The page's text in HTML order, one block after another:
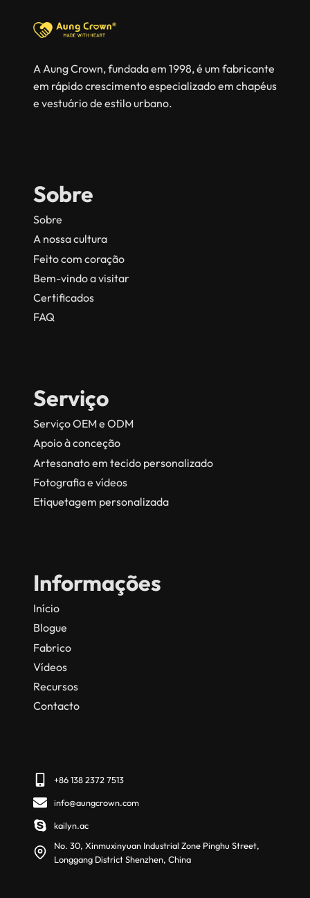
A Aung Crown, fundada em 1998, é um fabricante
em rápido crescimento especializado em chapéus
e vestuário de estilo urbano.
Sobre
Sobre
A nossa cultura
Feito com coração
Bem-vindo a visitar
Certificados
FAQ
Serviço
Serviço OEM e ODM
Apoio à conceção
Artesanato em tecido personalizado
Fotografia e vídeos
Etiquetagem personalizada
Informações
Início
Blogue
Fabrico
Vídeos
Recursos
Contacto
+86 138 2372 7513
info@aungcrown.com
kailyn.ac
No. 30, Xinmuxinyuan Industrial Zone Pinghu Street,
Longgang District Shenzhen, China